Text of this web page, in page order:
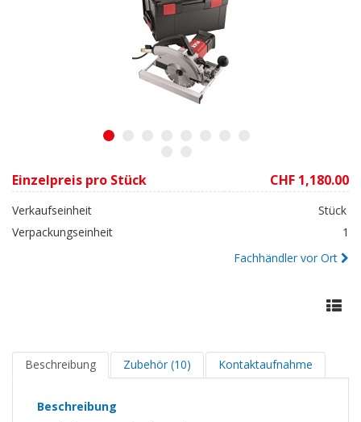
1
Einzelpreis pro Stück CHF 1,180.00
Verkaufseinheit
Stück
Verpackungseinheit
1
Fachhändler vor Ort
Beschreibung Zubehör (10) Kontaktaufnahme
Beschreibung